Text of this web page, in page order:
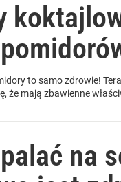
to samo zdrowie!
że mają zbawienne
na